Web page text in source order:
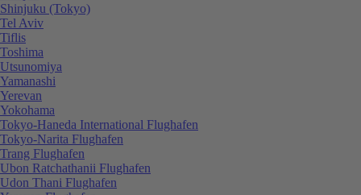
Shinjuku (Tokyo)
Tel Aviv
Tiflis
Toshima
Utsunomiya
Yamanashi
Yerevan
Yokohama
Tokyo-Haneda International Flughafen
Tokyo-Narita Flughafen
Trang Flughafen
Ubon Ratchathanii Flughafen
Udon Thani Flughafen